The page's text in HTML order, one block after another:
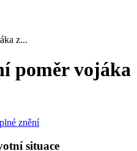
z...
poměr vojáka
znění
situace